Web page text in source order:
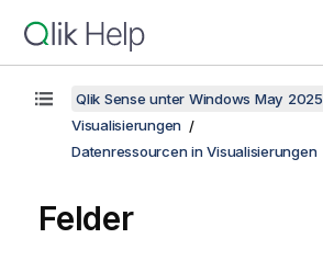
Qlik Sense unter Windows May 2025
Visualisierungen
Datenressourcen in Visualisierungen
Felder